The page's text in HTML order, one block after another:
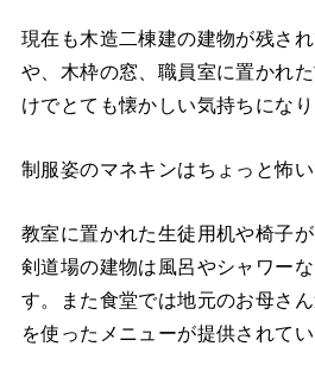
現在も木造二棟建の建物が残さ
や、木枠の窓、職員室に置かれ
けでとても懐かしい気持ちになり
制服姿のマネキンはちょっと怖い
教室に置かれた生徒用机や椅子
剣道場の建物は風呂やシャワー
す。また食堂では地元のお母さ
を使ったメニューが提供されてい